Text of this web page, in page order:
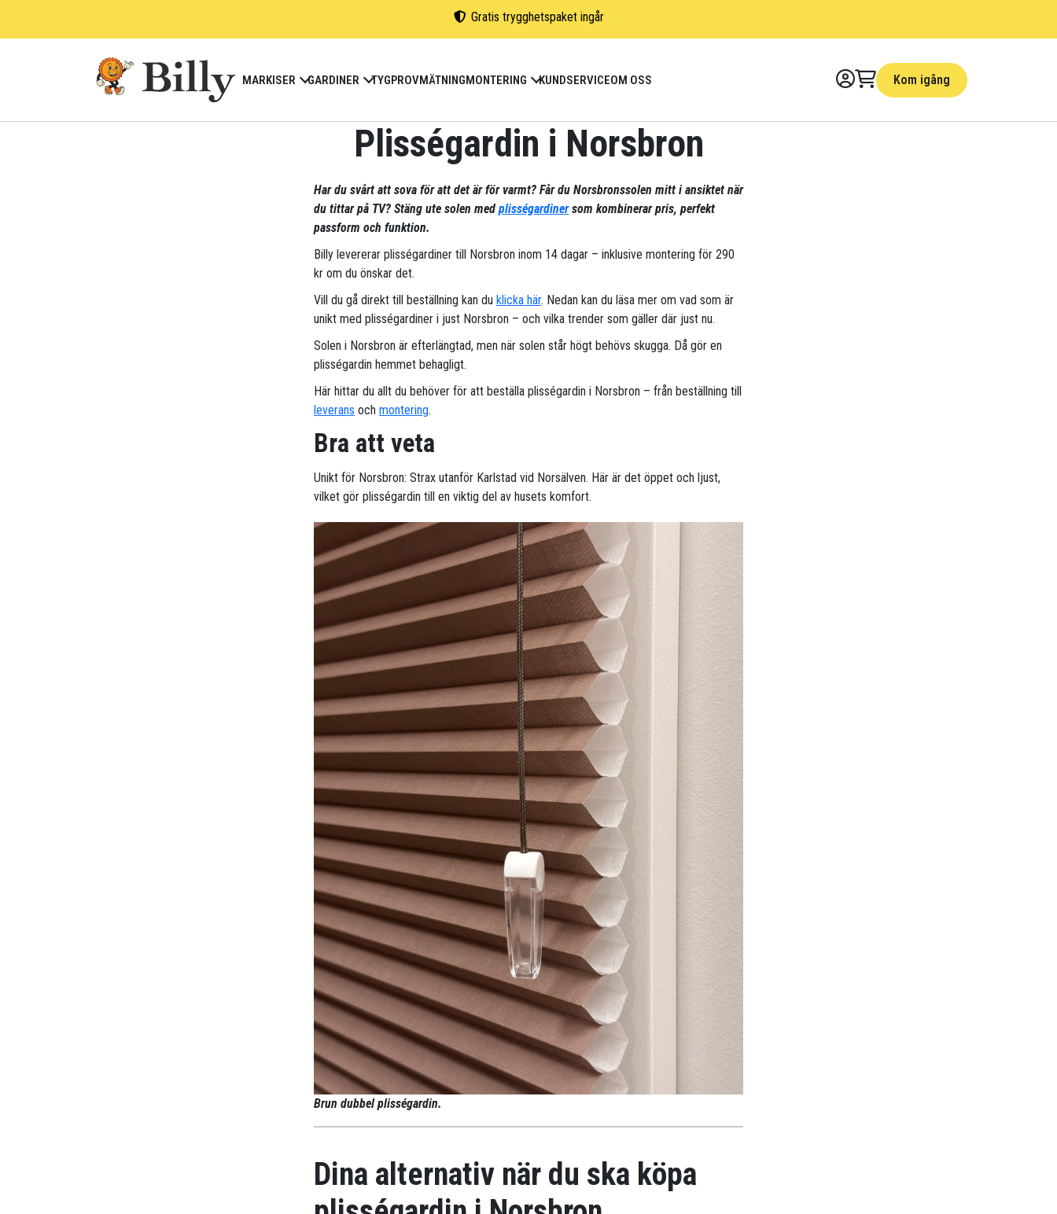
Gratis trygghetspaket ingår
MARKISER GARDINER TYGPROVMÄTNINGMONTERING KUNDSERVICEOM OSS Kom igång
Plisségardin i Norsbron
Har du svårt att sova för att det är för varmt? Får du Norsbronssolen mitt i ansiktet när
du tittar på TV? Stäng ute solen med plisségardinersom kombinerar pris, perfekt
passform och funktion.
Billy levererar plisségardiner till Norsbron inom 14 dagar – inklusive montering för 290
kr om du önskar det.
Vill du gå direkt till beställning kan du klicka här. Nedan kan du läsa mer om vad som är
unikt med plisségardiner i just Norsbron – och vilka trender som gäller där just nu.
Solen i Norsbron är efterlängtad, men när solen står högt behövs skugga. Då gör en
plisségardin hemmet behagligt.
Här hittar du allt du behöver för att beställa plisségardin i Norsbron – från beställning till
leverans och montering.
Bra att veta
Unikt för Norsbron: Strax utanför Karlstad vid Norsälven. Här är det öppet och ljust,
vilket gör plisségardin till en viktig del av husets komfort.
Brun dubbel plisségardin.
Dina alternativ när du ska köpa